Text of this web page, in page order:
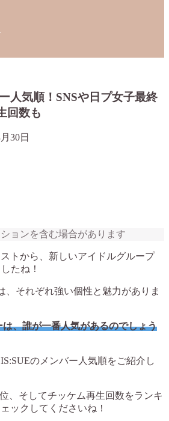
人気順！SNSや日プ女子最終
回数も
30日
ョンを含む場合があります
トから、新しいアイドルグループ
たね！
、それぞれ強い個性と魅力がありま
、誰が一番人気があるのでしょう
のメンバー人気順をご紹介し
、そしてチッケム再生回数をランキ
ックしてくださいね！